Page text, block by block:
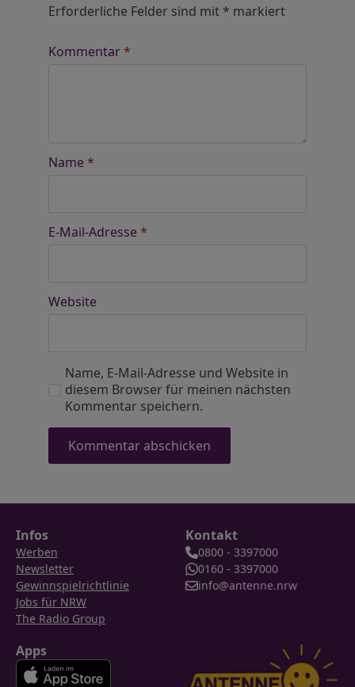
Erforderliche Felder sind mit* markiert
Kommentar*
Name *
E-Mail-Adresse *
Website
Name, E-Mail-Adresse und Website in
diesem Browser für meinen nächsten
Kommentar speichern.
Infos
Werben
Newsletter
Gewinnspielrichtlinie
Jobs für NRW
The Radio Group
Kontakt
0800 - 3397000
0160 - 3397000
info@antenne.nrw
Apps